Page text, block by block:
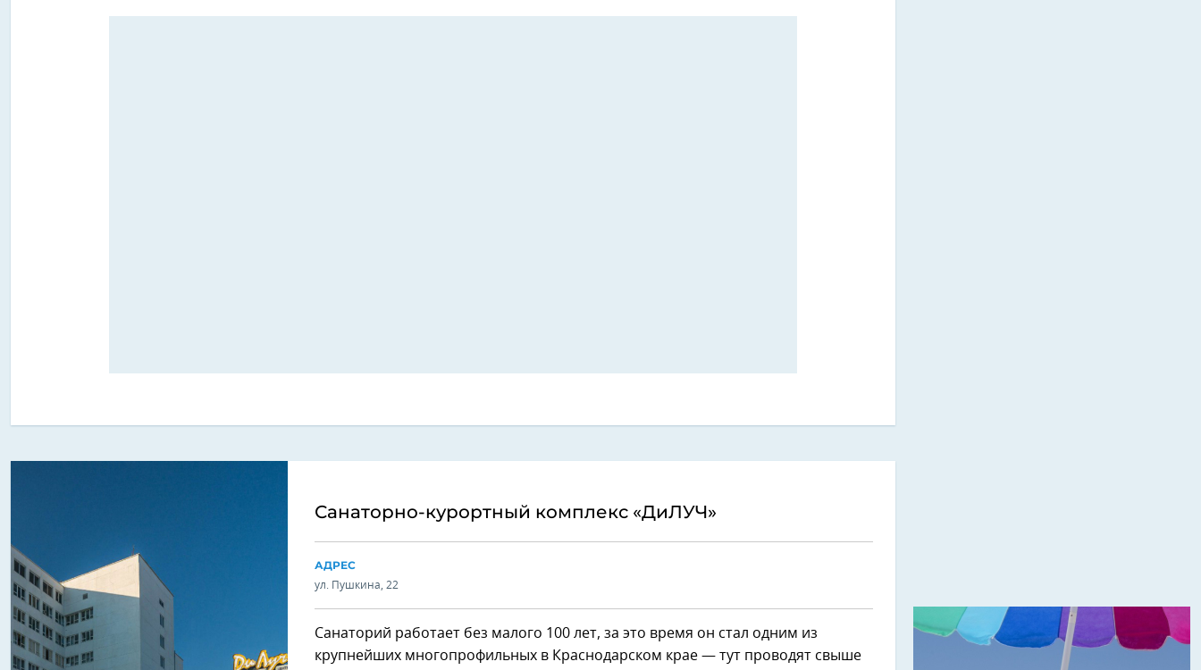
Санаторно-курортный комплекс «ДиЛУЧ»
АДРЕС
ул. Пушкина, 22
Санаторий работает без малого 100 лет, за это время он стал одним из
крупнейших многопрофильных в Краснодарском крае — тут проводят свыше